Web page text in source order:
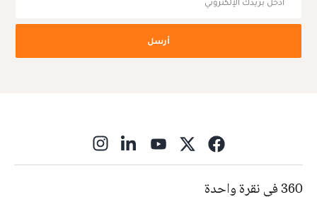
أرسل
360 في نقرة واحدة